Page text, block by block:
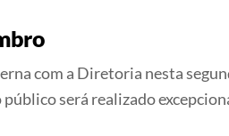
com a Diretoria nesta
será realizado